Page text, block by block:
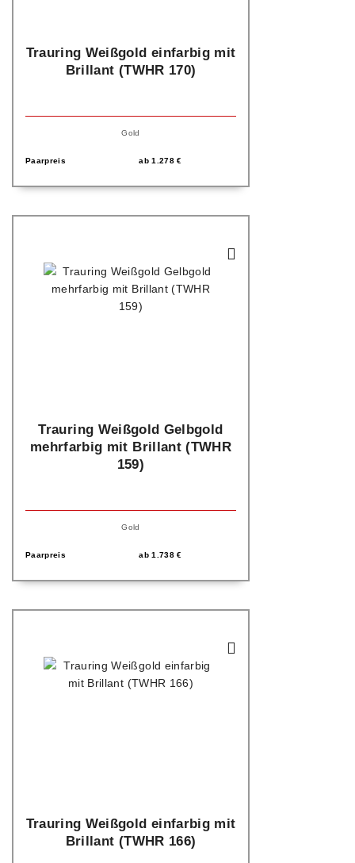
Trauring Weißgold einfarbig mit
Brillant (TWHR 170)
Gold
Paarpreis ab1.278€
Trauring Weißgold Gelbgold
mehrfarbig mit Brillant (TWHR
159)
Gold
Paarpreis ab1.738€
Trauring Weißgold einfarbig mit
Brillant (TWHR 166)